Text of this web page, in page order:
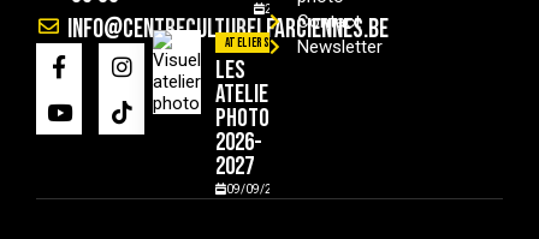
info@centreculturelfarciennes.be
29/08/2026
Ateliers
Les
ateliers
photo
2026-
2027
09/09/2026
Contact
Newsletter